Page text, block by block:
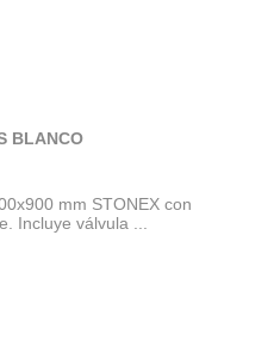
BLANCO
mm STONEX con
Incluye válvula ...